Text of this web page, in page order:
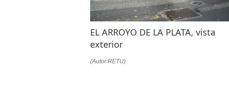
EL ARROYO DE LA PLATA, vista
exterior
(Autor:RETU)